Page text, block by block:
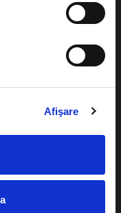
Afişare